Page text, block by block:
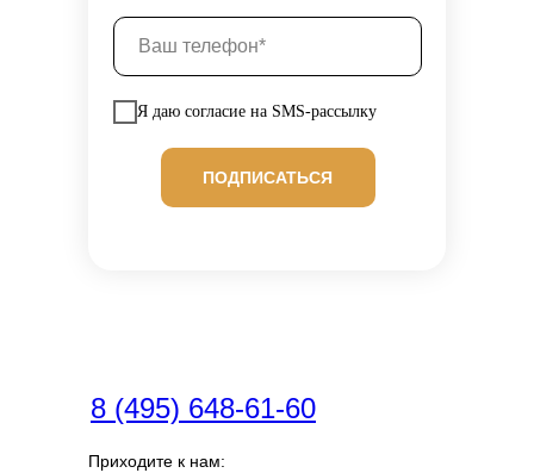
Я даю согласие на SMS-рассылку
ПОДПИСАТЬСЯ
Приходите к нам:
8 (495) 648-61-60